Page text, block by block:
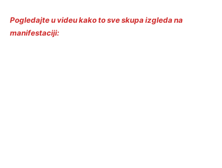
Pogledajte u videu kako to sve skupa izgleda na
manifestaciji: